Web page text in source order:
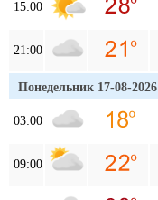
15:00
21:00
Понедельник 17-08-2026
03:00
09:00